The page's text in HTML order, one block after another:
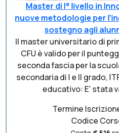
Master di I° livello in
nuove metodologie per
sostegno agli
Il master universitario di
CFU è valido per il
seconda fascia per la
secondaria di I e II grado,
educativo: E' stata
Termine
Codice